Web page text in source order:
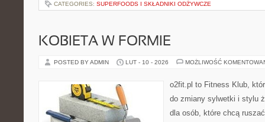
CATEGORIES: SUPERFOODS I SKŁADNIKI ODŻYWCZE
KOBIETA W FORMIE
POSTED BY ADMIN LUT - 10 - 2026 MOŻLIWOŚĆ
o2fit.pl to Fitness Klub,
do zmiany sylwetki i stylu
dla osób, które chcą